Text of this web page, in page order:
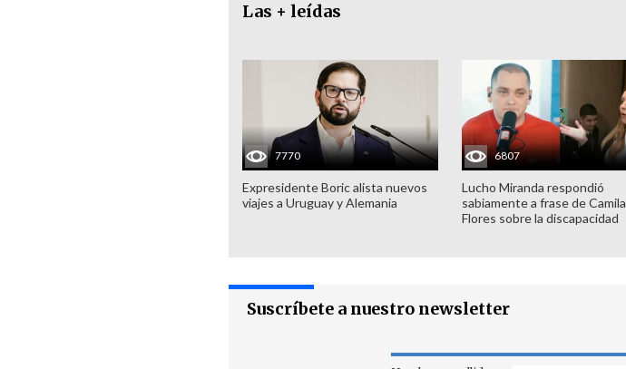
Las + leídas
7770
Expresidente Boric alista nuevos
viajes a Uruguay y Alemania
6807
Lucho Miranda respondió
sabiamente a frase de Camila
Flores sobre la discapacidad
Suscríbete a nuestro newsletter